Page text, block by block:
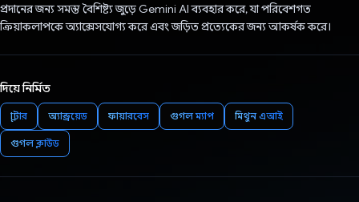
প্রদানের জন্য সমস্ত বৈশিষ্ট্য জুড়ে Gemini AI ব্যবহার করে, যা পরিবেশগত
ক্রিয়াকলাপকে অ্যাক্সেসযোগ্য করে এবং জড়িত প্রত্যেকের জন্য আকর্ষক করে।
দিয়ে নির্মিত
ফ্লাটার অ্যান্ড্রয়েড ফায়ারবেস গুগল ম্যাপ মিথুন এআই
গুগল ক্লাউড